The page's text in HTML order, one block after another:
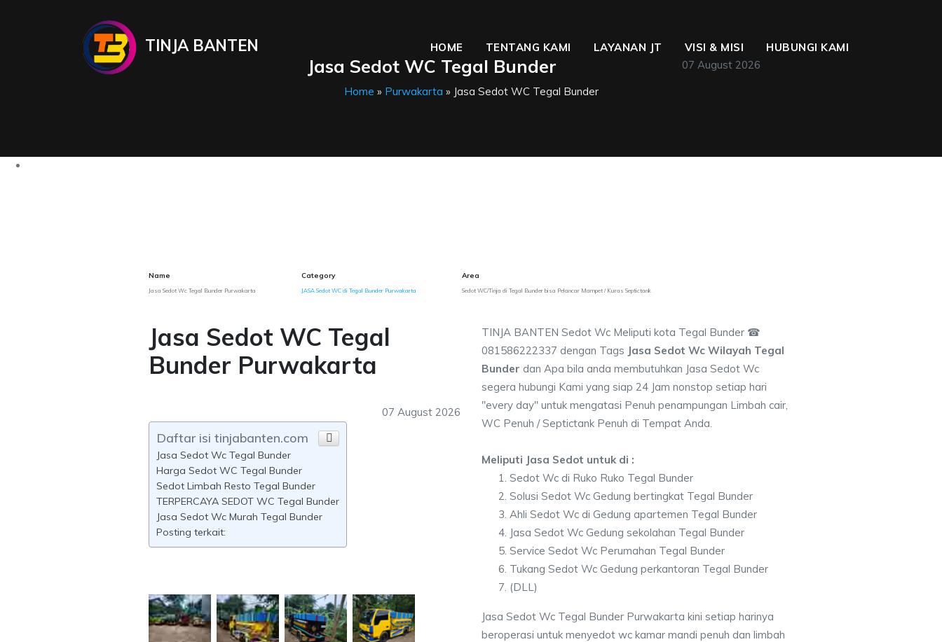
TINJA BANTEN HOME TENTANG KAMI LAYANAN JT VISI & MISI
HUBUNGI KAMI
07 August 2026
Jasa Sedot WC Tegal Bunder
Home » Purwakarta » Jasa Sedot WC Tegal Bunder
Name
Jasa Sedot Wc Tegal Bunder Purwakarta
Category
JASA Sedot WC di Tegal Bunder Purwakarta
Area
Sedot WC/Tinja di Tegal Bunder bisa Pelancar Mampet / Kuras Septictank
Jasa Sedot WC Tegal
Bunder Purwakarta
07 August 2026
Daftar isi tinjabanten.com
Jasa Sedot Wc Tegal Bunder
Harga Sedot WC Tegal Bunder
Sedot Limbah Resto Tegal Bunder
TERPERCAYA SEDOT WC Tegal Bunder
Jasa Sedot Wc Murah Tegal Bunder
Posting terkait:
TINJA BANTEN Sedot Wc Meliputi kota Tegal Bunder ☎
081586222337 dengan Tags Jasa Sedot Wc Wilayah Tegal
Bunder dan Apa bila anda membutuhkan Jasa Sedot Wc
segera hubungi Kami yang siap 24 Jam nonstop setiap hari
"every day" untuk mengatasi Penuh penampungan Limbah cair,
WC Penuh / Septictank Penuh di Tempat Anda.
Meliputi Jasa Sedot untuk di :
Sedot Wc di Ruko Ruko Tegal Bunder
Solusi Sedot Wc Gedung bertingkat Tegal Bunder
Ahli Sedot Wc di Gedung apartemen Tegal Bunder
Jasa Sedot Wc Gedung sekolahan Tegal Bunder
Service Sedot Wc Perumahan Tegal Bunder
Tukang Sedot Wc Gedung perkantoran Tegal Bunder
(DLL)
Jasa Sedot Wc Tegal Bunder Purwakarta kini setiap harinya
beroperasi untuk menyedot wc kamar mandi penuh dan limbah